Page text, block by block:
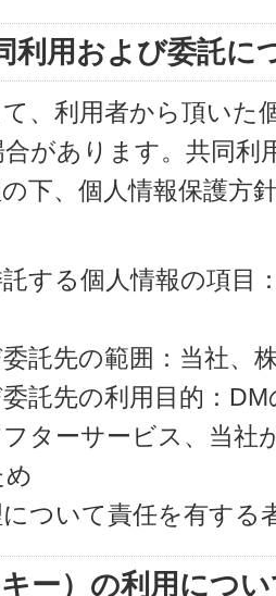
利用および委託に
、利用者から頂いた
があります。共同利
下、個人情報保護方
する個人情報の項目
託先の範囲：当社、
託先の利用目的：
ターサービス、当社
ついて責任を有する
ー）の利用につ